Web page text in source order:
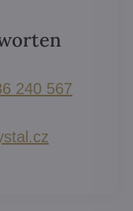
240 567